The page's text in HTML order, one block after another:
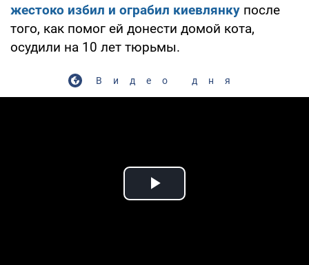
жестоко избил и ограбил киевлянку после
того, как помог ей донести домой кота,
осудили на 10 лет тюрьмы.
Видео дня
Play Video